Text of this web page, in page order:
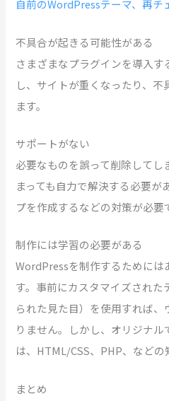
自前のWordPressテーマ、再チ
不具合が起きる可能性がある
さまざまなプラグインを導入
し、サイトが重くなったり、不
ます。
サポートがない
必要なものを誤って削除してし
まっても自力で解決する必要が
プを作成するなどの対策が必要
制作には学習の必要がある
WordPressを制作するためには
す。事前にカスタマイズされた
られた見た目）を使用すれば
りません。しかし、オリジナ
は、HTML/CSS、PHP、などの
まとめ